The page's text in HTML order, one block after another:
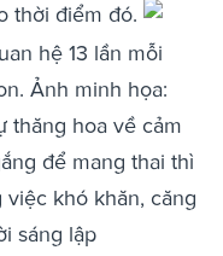
thời điểm đó.
hệ 13 lần mỗi
Ảnh minh họa:
thăng hoa về cảm
để mang thai thì
khó khăn, căng
sáng lập